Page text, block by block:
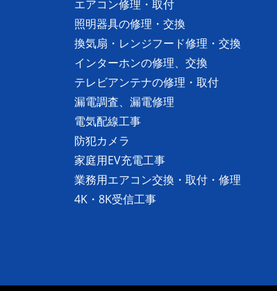
エアコン修理・取付
照明器具の修理・交換
換気扇・レンジフード修理・交換
インターホンの修理、交換
テレビアンテナの修理・取付
漏電調査、漏電修理
電気配線工事
防犯カメラ
家庭用EV充電工事
業務用エアコン交換・取付・修理
4K・8K受信工事